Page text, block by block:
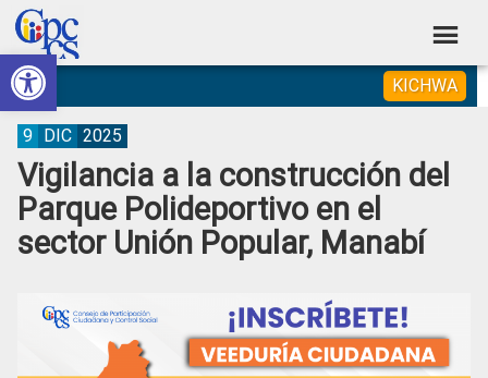
Abrir barra de herramientas
Skip
to
primary
navigation
Skip
to
main
content
Skip
to
primary
sidebar
Skip
to
footer
Consejo
de
Participación
Ciudadana
Control
Construyendo
Poder
Ciudadano
KICHWA
Vigilancia a la construcción del
Parque Polideportivo en el
sector Unión Popular, Manabí
9 DIC 2025